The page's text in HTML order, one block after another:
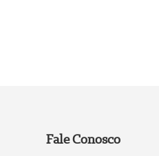
Fale Conosco